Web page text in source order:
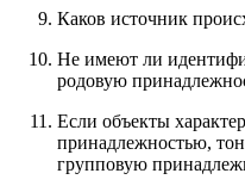
Каков источник
Не имеют ли
родовую
Если объекты
принадлежностью,
групповую